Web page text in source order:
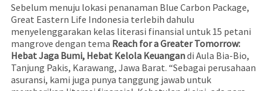
Sebelum menuju lokasi penanaman Blue Carbon Package,
Great Eastern Life Indonesia terlebih dahulu
menyelenggarakan kelas literasi finansial untuk 15 petani
mangrove dengan tema Reach for a Greater Tomorrow:
Hebat Jaga Bumi, Hebat Kelola Keuangandi Aula Bia-Bio,
Tanjung Pakis, Karawang, Jawa Barat. “Sebagai perusahaan
asuransi, kami juga punya tanggung jawab untuk